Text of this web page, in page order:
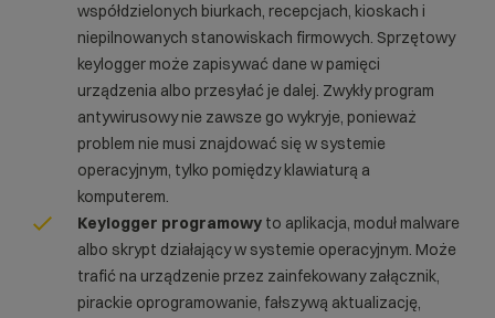
współdzielonych biurkach, recepcjach, kioskach i
niepilnowanych stanowiskach firmowych. Sprzętowy
keylogger może zapisywać dane w pamięci
urządzenia albo przesyłać je dalej. Zwykły program
antywirusowy nie zawsze go wykryje, ponieważ
problem nie musi znajdować się w systemie
operacyjnym, tylko pomiędzy klawiaturą a
komputerem.
Keylogger programowy to aplikacja, moduł malware
albo skrypt działający w systemie operacyjnym. Może
trafić na urządzenie przez zainfekowany załącznik,
pirackie oprogramowanie, fałszywą aktualizację,